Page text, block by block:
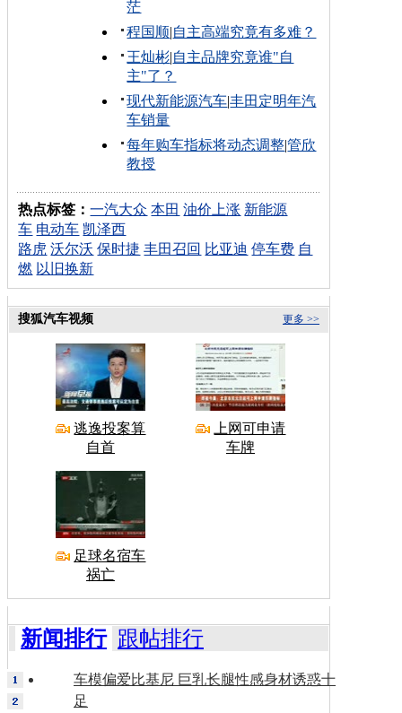
茫
程国顺|自主高端究竟有多难？
王灿彬|自主品牌究竟谁"自
主"了？
现代新能源汽车|丰田定明年汽
车销量
每年购车指标将动态调整|管欣
教授
热点标签：一汽大众 本田 油价上涨 新能源
车 电动车 凯泽西
路虎 沃尔沃 保时捷 丰田召回 比亚迪 停车费 自
燃 以旧换新
更多 >>
搜狐汽车视频
逃逸投案算
自首
上网可申请
车牌
足球名宿车
祸亡
新闻排行 跟帖排行
车模偏爱比基尼 巨乳长腿性感身材诱惑十
足